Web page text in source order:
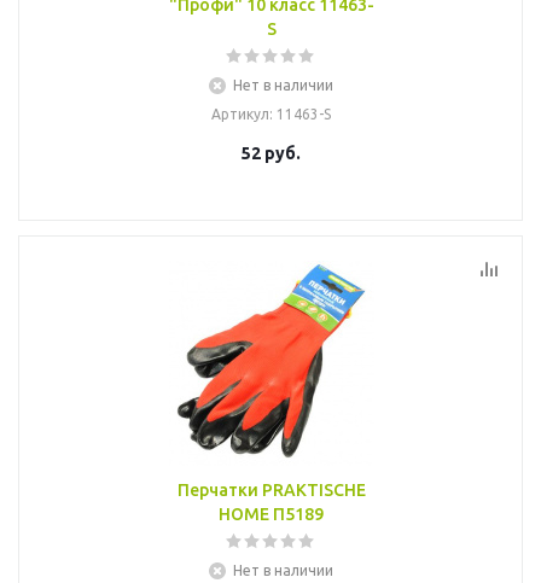
"Профи" 10 класс 11463-
S
Нет в наличии
Артикул: 11463-S
52 руб.
Перчатки PRAKTISCHE
HOME П5189
Нет в наличии